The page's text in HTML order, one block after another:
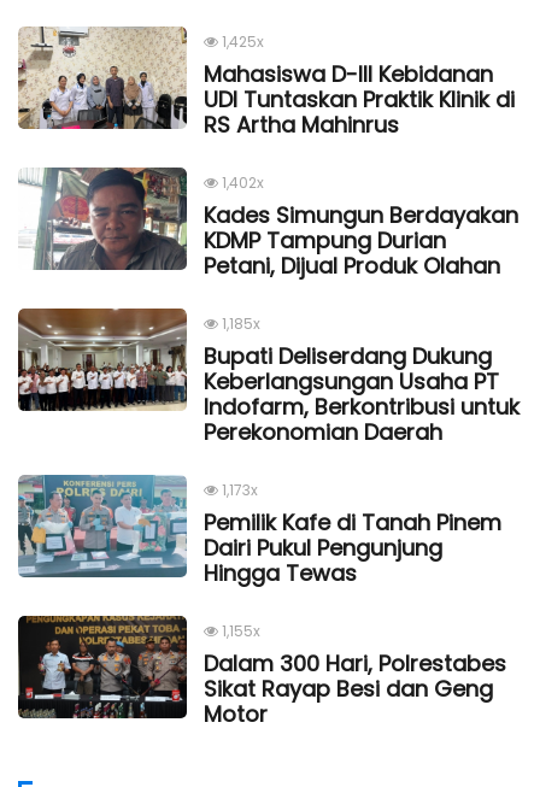
1,425x
Mahasiswa D-III Kebidanan
UDI Tuntaskan Praktik Klinik di
RS Artha Mahinrus
1,402x
Kades Simungun Berdayakan
KDMP Tampung Durian
Petani, Dijual Produk Olahan
1,185x
Bupati Deliserdang Dukung
Keberlangsungan Usaha PT
Indofarm, Berkontribusi untuk
Perekonomian Daerah
1,173x
Pemilik Kafe di Tanah Pinem
Dairi Pukul Pengunjung
Hingga Tewas
1,155x
Dalam 300 Hari, Polrestabes
Sikat Rayap Besi dan Geng
Motor